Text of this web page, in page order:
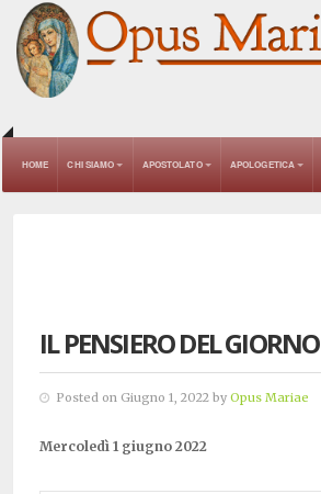
HOME CHI SIAMO APOSTOLATO APOLOGETICA
IL PENSIERO DEL GIORNO
Posted on Giugno 1, 2022 by Opus Mariae
Mercoledì 1 giugno 2022